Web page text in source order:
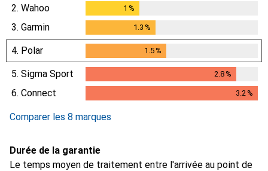
2. Wahoo 1 %
3. Garmin 1.3 %
4. Polar 1.5%
5. Sigma Sport 2.8%
2.8%
6. Connect 3.2 %
Comparer les 8 marques
Durée de la garantie
Le temps moyen de traitement entre l'arrivée au point de